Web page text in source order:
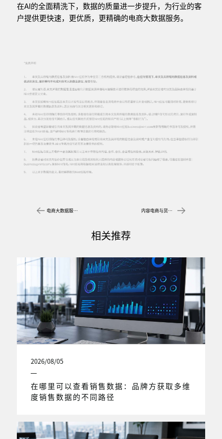
在AI的全面精洗下，数据的质量进一步提升，为行业的客
户提供更快速，更优质，更精确的电商大数据服务。
电商大数据服务商任拓2025宠物行业洞察：政策收紧下的猫狗食品市场分析 内容电商与货架电商数据分析工具，任拓情报通辅助品牌高效研发
相关推荐
2026/08/05
在哪里可以查看销售数据：品牌方获取多维
度销售数据的不同路径